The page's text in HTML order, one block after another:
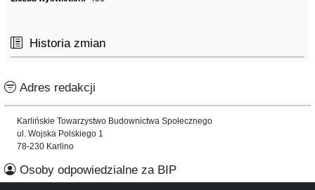
Historia zmian
Adres redakcji
Karlińskie Towarzystwo Budownictwa Społecznego
ul. Wojska Polskiego 1
78-230 Karlino
Osoby odpowiedzialne za BIP